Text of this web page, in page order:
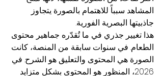
المشاهد سبباً للاهتمام بالصورة يتجاوز
جاذبيتها البصرية الفورية.
هذا تغيير جذري في ما تُقدّره جماهير محتوى
الطعام. في سنوات سابقة من المنصة، كانت
الصورة هي المحتوى والتعليق هو الشرح. في
2026، المنظور هو المحتوى بشكل متزايد